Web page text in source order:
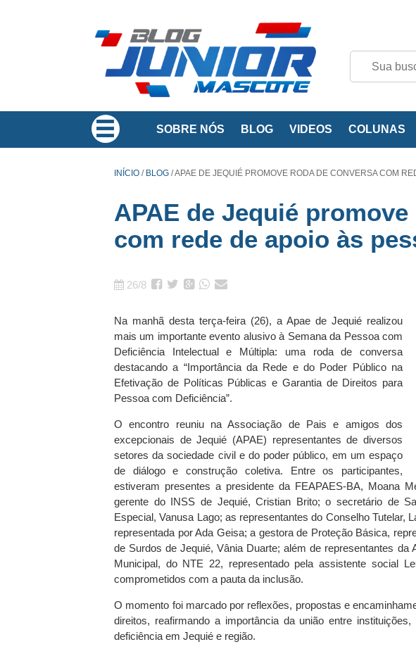
SOBRE NÓS BLOG VIDEOS COLUNAS
INÍCIO / BLOG /APAE DE JEQUIÉ PROMOVE RODA DE CONVERSA COM
APAE de Jequié
com rede de apoio às
26/8
Na manhã desta terça-feira (26), a Apae de Jequié realizou
mais um importante evento alusivo à Semana da Pessoa com
Deficiência Intelectual e Múltipla: uma roda de conversa
destacando a “Importância da Rede e do Poder Público na
Efetivação de Políticas Públicas e Garantia de Direitos para
Pessoa com Deficiência”.
O encontro reuniu na Associação de Pais e amigos dos
excepcionais de Jequié (APAE) representantes de diversos
setores da sociedade civil e do poder público, em um espaço
de diálogo e construção coletiva. Entre os participantes,
estiveram presentes a presidente da FEAPAES-BA, Moana
gerente do INSS de Jequié, Cristian Brito; o secretário de
Especial, Vanusa Lago; as representantes do Conselho Tutelar,
representada por Ada Geisa; a gestora de Proteção Básica,
de Surdos de Jequié, Vânia Duarte; além de representantes
Municipal, do NTE 22, representado pela assistente social
comprometidos com a pauta da inclusão.
O momento foi marcado por reflexões, propostas e
direitos, reafirmando a importância da união entre
deficiência em Jequié e região.